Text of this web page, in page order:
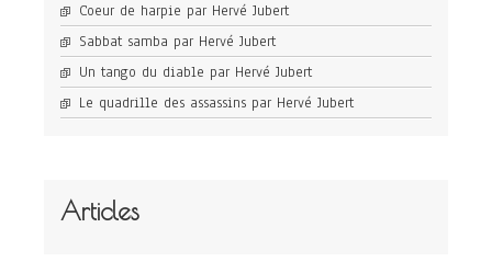
Coeur de harpie par Hervé Jubert
Sabbat samba par Hervé Jubert
Un tango du diable par Hervé Jubert
Le quadrille des assassins par Hervé Jubert
Articles